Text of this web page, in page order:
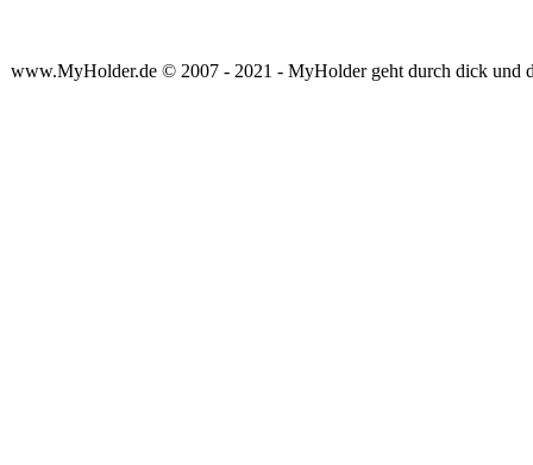
www.MyHolder.de © 2007 - 2021 - MyHolder geht durch dick und